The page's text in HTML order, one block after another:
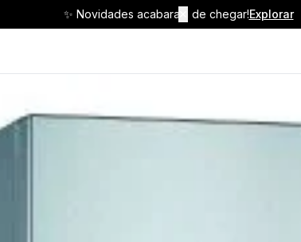
✨ Novidades acabaram de chegar!Explorar